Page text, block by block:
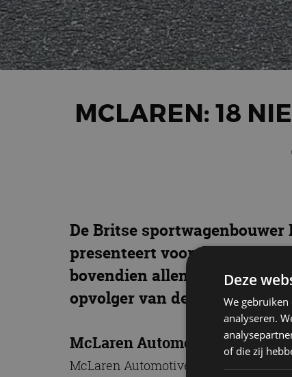
MCLAREN: 18
De Britse
presenteert voor de
bovendien allemaal
opvolger van de McLaren P1.
McLaren Automotive
McLaren Automotive bestaat in z’n
Deze
We
analyseren.
of die zij